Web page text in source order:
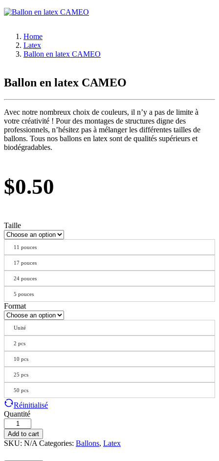
Home
Latex
Ballon en latex CAMEO
Ballon en latex CAMEO
Avec notre nombreux choix de couleurs, il n’y a pas de limite à
votre créativité ! Pour des montages de structures digne des
professionnels, n’hésitez pas à mélanger les différentes tailles de
ballons. Tous nos ballons en latex sont de qualités supérieurs et
biodégradables.
$0.50
Taille
11 pouces
17 pouces
24 pouces
5 pouces
Format
Unité
2 pcs
10 pcs
25 pcs
50 pcs
Réinitialisé
Quantité
Add to cart
SKU: N/A Categories: Ballons, Latex